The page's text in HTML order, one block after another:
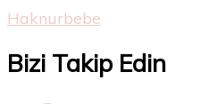
Haknurbebe
Bizi Takip Edin